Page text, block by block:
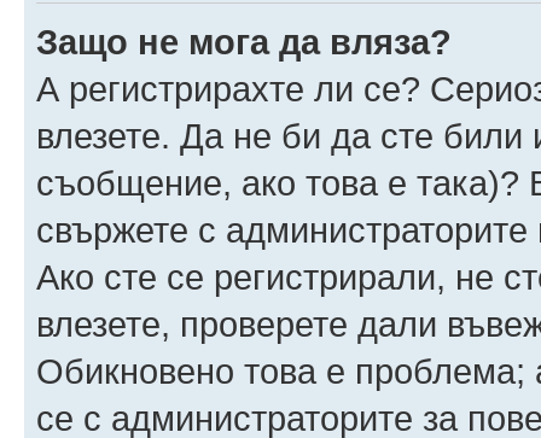
Защо не мога да вляза?
А регистрирахте ли се?
влезете. Да не би да сте
съобщение, ако това е така)?
свържете с
Ако сте се регистрирали, не
влезете, проверете дали
Обикновено това е проблема;
се с администраторите за